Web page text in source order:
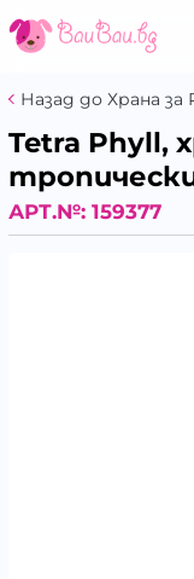
Назад до Храна за
Tetra Phyll,
АРТ.№: 159377